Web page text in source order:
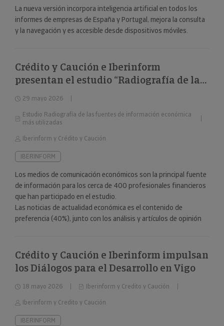
La nueva versión incorpora inteligencia artificial en todos los
informes de empresas de España y Portugal, mejora la consulta
y la navegación y es accesible desde dispositivos móviles.
Crédito y Caución e Iberinform
presentan el estudio “Radiografía de las
fuentes de información económica más
utilizadas”
29 mayo 2026
Estudio Radiografía de las fuentes de información económica
más utilizadas
Iberinform y Crédito y Caución
IBERINFORM
Los medios de comunicación económicos son la principal fuente
de información para los cerca de 400 profesionales financieros
que han participado en el estudio.
Las noticias de actualidad económica es el contenido de
preferencia (40%), junto con los análisis y artículos de opinión
Crédito y Caución e Iberinform impulsan
los Diálogos para el Desarrollo en Vigo
18 mayo 2026
Iberinform y Credito y Caución
Iberinform y Credito y Caución
IBERINFORM